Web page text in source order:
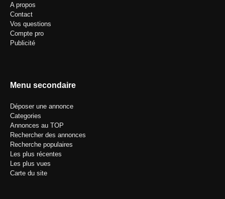
A propos
Contact
Vos questions
Compte pro
Publicité
Menu secondaire
Déposer une annonce
Categories
Annonces au TOP
Rechercher des annonces
Recherche populaires
Les plus récentes
Les plus vues
Carte du site